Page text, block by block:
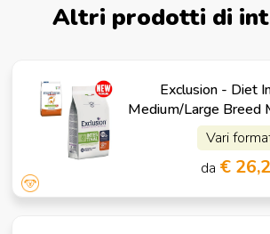
Altri prodotti di
Exclusion - Diet
Medium/Large Breed
Vari
da €